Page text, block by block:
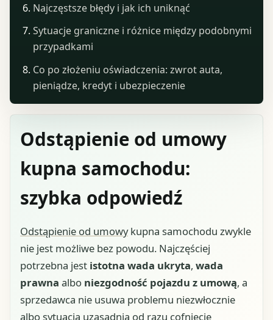
Odstąpienie od umowy
kupna samochodu:
szybka odpowiedź
Odstąpienie od umowykupna samochodu zwykle
nie jest możliwe bez powodu. Najczęściej
potrzebna jest istotna wada ukryta, wada
prawna albo niezgodność pojazdu z umową, a
sprzedawca nie usuwa problemu niezwłocznie
albo sytuacja uzasadnia od razu cofnięcie
Najczęstsze błędy i jak ich uniknąć
Sytuacje graniczne i różnice między podobnymi
przypadkami
Co po złożeniu oświadczenia: zwrot auta,
pieniądze, kredyt i ubezpieczenie